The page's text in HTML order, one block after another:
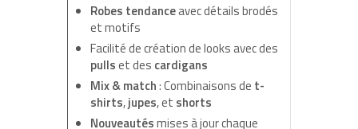
Robes tendanceavec détails brodés
et motifs
Facilité de création de looks avec des
pullset des cardigans
Mix & match: Combinaisons de t-
shirts,jupes, et shorts
Nouveautésmises à jour chaque